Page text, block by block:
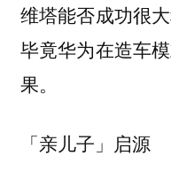
维塔能否成功很
毕竟华为在造车
果。
「亲儿子」启源